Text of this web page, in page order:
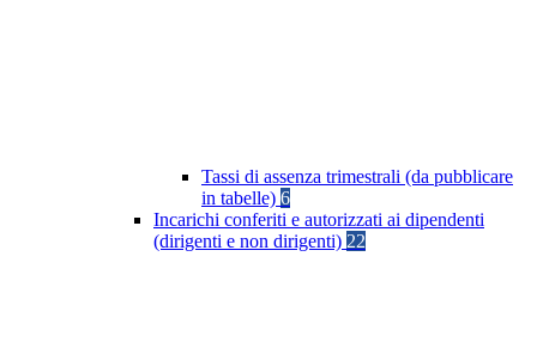
Tassi di assenza trimestrali (da pubblicare
in tabelle) 6
Incarichi conferiti e autorizzati ai dipendenti
(dirigenti e non dirigenti) 22